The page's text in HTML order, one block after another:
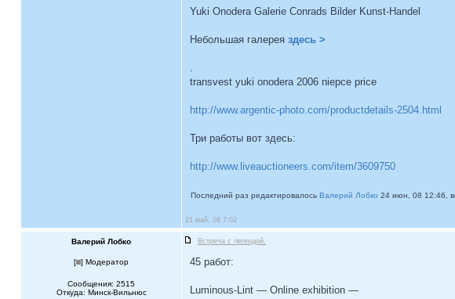
Yuki Onodera Galerie Conrads Bilder Kunst-Handel
Небольшая галерея здесь >
.
transvest yuki onodera 2006 niepce price
http://www.argentic-photo.com/productdetails-2504.html
Три работы вот здесь:
http://www.liveauctioneers.com/item/3609750
Последний раз редактировалось Валерий Лобко 24 июн, 08 12:46,
21 май, 08 7:02
Валерий Лобко Встреча с легендой.
[ ] Модератор
Сообщения: 2515
Откуда: Минск-Вильнюс
45 работ:
Luminous-Lint — Online exhibition —